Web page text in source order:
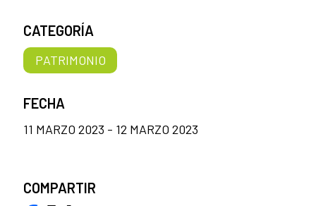
CATEGORÍA
PATRIMONIO
FECHA
11 MARZO 2023 - 12 MARZO 2023
COMPARTIR